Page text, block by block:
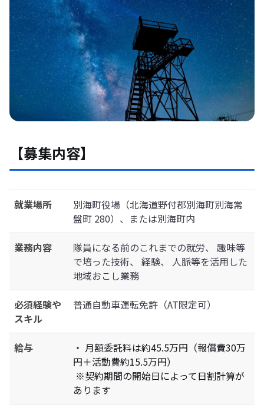
【募集内容】
就業場所
別海町役場（北海道野付郡別海町別海常
盤町 280）、または別海町内
業務内容
隊員になる前のこれまでの就労、 趣味等
で培った技術、 経験、 人脈等を活用した
地域おこし業務
必須経験や
スキル
普通自動車運転免許（AT限定可）
給与
・ 月額委託料は約45.5万円（報償費30万
円＋活動費約15.5万円）
※契約期間の開始日によって日割計算が
あります